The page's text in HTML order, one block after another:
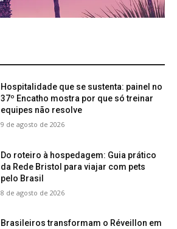
Hospitalidade que se sustenta: painel no
37º Encatho mostra por que só treinar
equipes não resolve
9 de agosto de 2026
Do roteiro à hospedagem: Guia prático
da Rede Bristol para viajar com pets
pelo Brasil
8 de agosto de 2026
Brasileiros transformam o Réveillon em